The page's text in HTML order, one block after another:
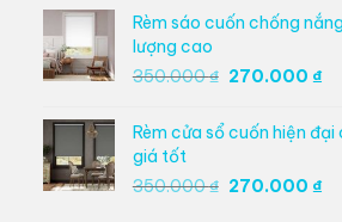
là:
350.000 ₫.
tại
là:
Rèm sáo cuốn chống
lượng cao
350.000₫ Giá
là:
350.000 ₫.
270.000 ₫Giá
là:
Rèm cửa sổ cuốn hiện
giá tốt
350.000₫ Giá
270.000 ₫Giá